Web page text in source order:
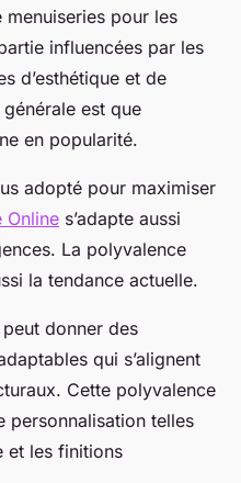
menuiseries pour les
influencées par les
d’esthétique et de
est que
en popularité.
adopté pour maximiser
Online s’adapte aussi
La polyvalence
la tendance actuelle.
donner des
qui s’alignent
Cette polyvalence
personnalisation telles
et les finitions